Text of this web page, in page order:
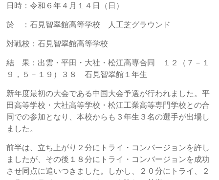
日時：令和６年４月１４日（日）
於 ：石見智翠館高等学校 人工芝グラウンド
対戦校：石見智翠館高等学校
結 果：出雲・平田・大社・松江高専合同 １２（７－１
９，５－１９）３８ 石見智翠館１年生
新年度最初の大会である中国大会予選が行われました。平
田高等学校・大社高等学校・松江工業高等専門学校との合
同での参加となり、本校からも３年生３名の選手が出場し
ました。
前半は、立ち上がり２分にトライ・コンバージョンを許し
ましたが、その後１８分にトライ・コンバージョンを成功
させ同点に追いつきました。しかし、２０分にトライ、２